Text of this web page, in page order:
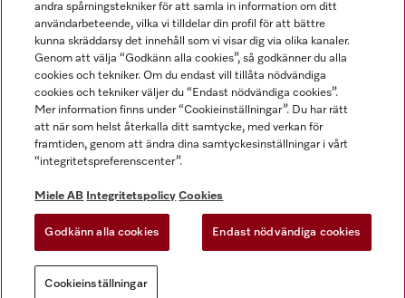
Miele AB
Allmänna villkor
Användarvillkor
Miele tillgänglighetsförklaring
Lagen om digitala tjänster
andra spårningstekniker för att samla in information om ditt
användarbeteende, vilka vi tilldelar din profil för att bättre
kunna skräddarsy det innehåll som vi visar dig via olika kanaler.
Genom att välja “Godkänn alla cookies”, så godkänner du alla
cookies och tekniker. Om du endast vill tillåta nödvändiga
cookies och tekniker väljer du “Endast nödvändiga cookies”.
Mer information finns under “Cookieinställningar”. Du har rätt
att när som helst återkalla ditt samtycke, med verkan för
framtiden, genom att ändra dina samtyckesinställningar i vårt
“integritetspreferenscenter”.
Miele AB Integritetspolicy Cookies
Godkänn alla cookies Endast nödvändiga cookies
Cookieinställningar